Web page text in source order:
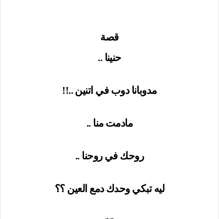
قصة
حنينا ..
مدوبانا دوب في اتنين ..!!
مادمت منا ..
روحك في روحنا ..
ليه تبكي وحدك دمع العين ؟؟